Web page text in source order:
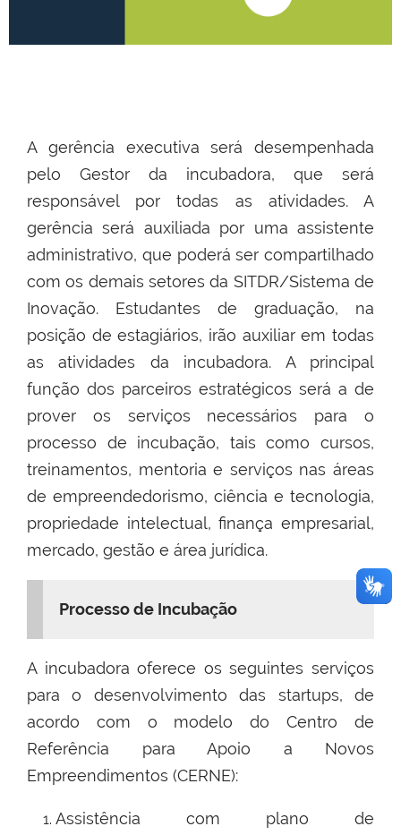
A gerência executiva será desempenhada
pelo Gestor da incubadora, que será
responsável por todas as atividades. A
gerência será auxiliada por uma assistente
administrativo, que poderá ser compartilhado
com os demais setores da SITDR/Sistema de
Inovação. Estudantes de graduação, na
posição de estagiários, irão auxiliar em todas
as atividades da incubadora. A principal
função dos parceiros estratégicos será a de
prover os serviços necessários para o
processo de incubação, tais como cursos,
treinamentos, mentoria e serviços nas áreas
de empreendedorismo, ciência e tecnologia,
propriedade intelectual, finança empresarial,
mercado, gestão e área jurídica.
Processo de Incubação
A incubadora oferece os seguintes serviços
para o desenvolvimento das startups, de
acordo com o modelo do Centro de
Referência para Apoio a Novos
Empreendimentos (CERNE):
Assistência com plano de